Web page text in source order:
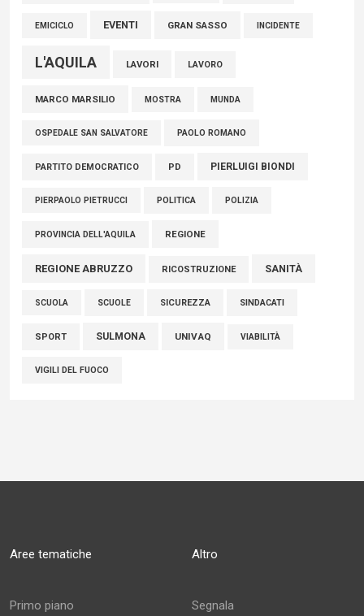
EMICICLO EVENTI GRAN SASSO INCIDENTE
L'AQUILA LAVORI LAVORO
MARCO MARSILIO MOSTRA MUNDA
OSPEDALE SAN SALVATORE PAOLO ROMANO
PARTITO DEMOCRATICO PD PIERLUIGI BIONDI
PIERPAOLO PIETRUCCI POLITICA POLIZIA
PROVINCIA DELL'AQUILA REGIONE
REGIONE ABRUZZO RICOSTRUZIONE SANITÀ
SCUOLA SCUOLE SICUREZZA SINDACATI
SPORT SULMONA UNIVAQ VIABILITÀ
VIGILI DEL FUOCO
Aree tematiche
Primo piano
Altro
Segnala